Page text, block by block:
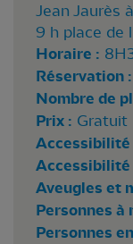
Jean Jaurès
9 h place de
Horaire :
Réservation :
Nombre de
Prix : Gratuit
Accessibilité
Accessibilité
Aveugles et
Personnes
Personnes